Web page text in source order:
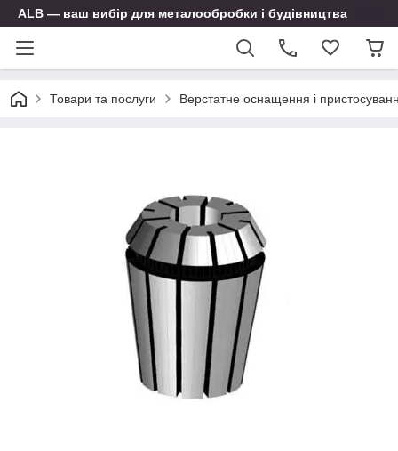
ALB — ваш вибір для металообробки і будівництва
Товари та послуги Верстатне оснащення і